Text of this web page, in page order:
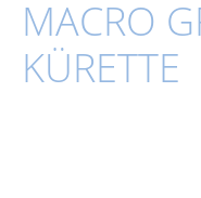
MACRO
KÜRETTE